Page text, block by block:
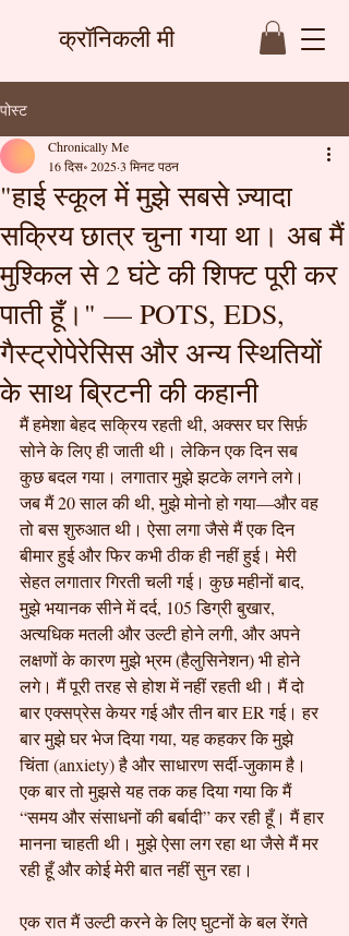
क्रॉनिकली मी
पोस्ट
"हाई स्कूल में मुझे सबसे ज़्यादा
सक्रिय छात्र चुना गया था। अब मैं
मुश्किल से 2 घंटे की शिफ्ट पूरी कर
पाती हूँ।" — POTS, EDS,
गैस्ट्रोपेरेसिस और अन्य स्थितियों
के साथ ब्रिटनी की कहानी
Chronically Me
16 दिस॰ 20253 मिनट पठन
मैं हमेशा बेहद सक्रिय रहती थी, अक्सर घर सिर्फ़
सोने के लिए ही जाती थी। लेकिन एक दिन सब
कुछ बदल गया। लगातार मुझे झटके लगने लगे।
जब मैं 20 साल की थी, मुझे मोनो हो गया—और वह
तो बस शुरुआत थी। ऐसा लगा जैसे मैं एक दिन
बीमार हुई और फिर कभी ठीक ही नहीं हुई। मेरी
सेहत लगातार गिरती चली गई। कुछ महीनों बाद,
मुझे भयानक सीने में दर्द, 105 डिग्री बुखार,
अत्यधिक मतली और उल्टी होने लगी, और अपने
लक्षणों के कारण मुझे भ्रम (हैलुसिनेशन) भी होने
लगे। मैं पूरी तरह से होश में नहीं रहती थी। मैं दो
बार एक्सप्रेस केयर गई और तीन बार ER गई। हर
बार मुझे घर भेज दिया गया, यह कहकर कि मुझे
चिंता (anxiety) है और साधारण सर्दी-जुकाम है।
एक बार तो मुझसे यह तक कह दिया गया कि मैं
“समय और संसाधनों की बर्बादी” कर रही हूँ। मैं हार
मानना चाहती थी। मुझे ऐसा लग रहा था जैसे मैं मर
रही हूँ और कोई मेरी बात नहीं सुन रहा।
एक रात मैं उल्टी करने के लिए घुटनों के बल रेंगते